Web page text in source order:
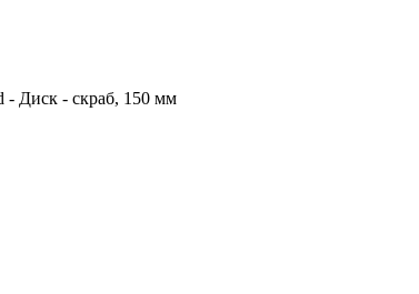
- Диск - скраб, 150 мм